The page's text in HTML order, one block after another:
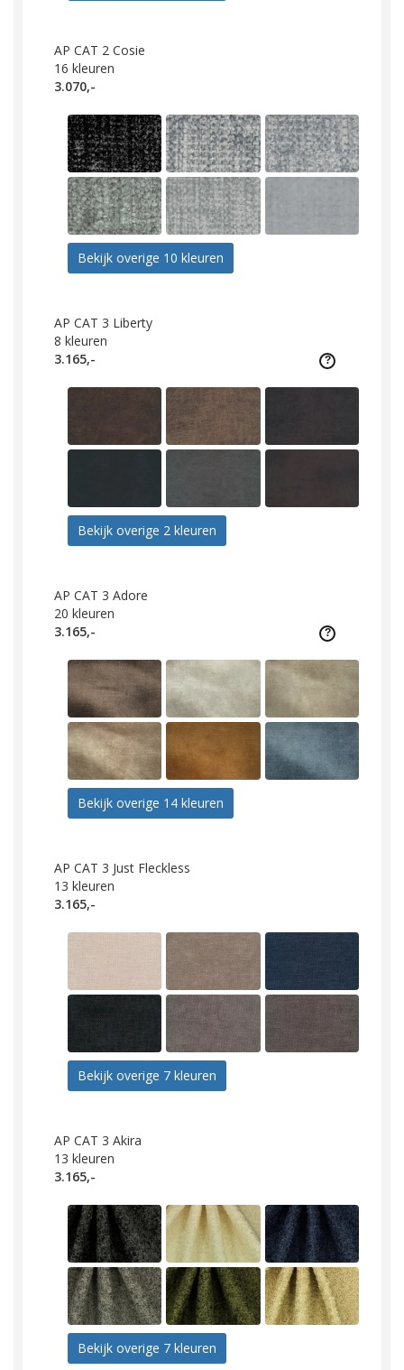
AP CAT 2 Cosie
16 kleuren
3.070,-
Bekijk overige 10 kleuren
AP CAT 3 Liberty
8 kleuren
3.165,-
Bekijk overige 2 kleuren
AP CAT 3 Adore
20 kleuren
3.165,-
Bekijk overige 14 kleuren
AP CAT 3 Just Fleckless
13 kleuren
3.165,-
Bekijk overige 7 kleuren
AP CAT 3 Akira
13 kleuren
3.165,-
Bekijk overige 7 kleuren